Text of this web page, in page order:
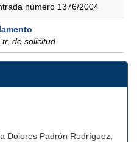
número 1376/2004
de solicitud
Dolores Padrón Rodríguez,